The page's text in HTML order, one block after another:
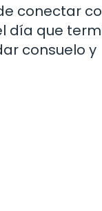
conectar
día que
consuelo y